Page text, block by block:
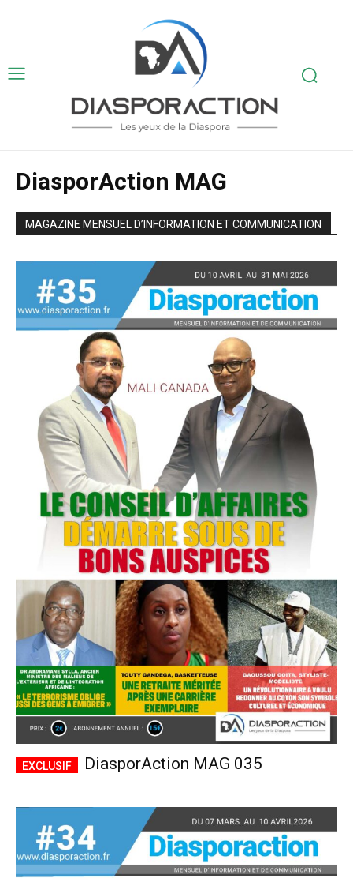
DiasporAction MAG
MAGAZINE MENSUEL D’INFORMATION ET COMMUNICATION
DiasporAction MAG 035